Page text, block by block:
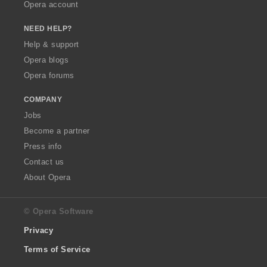
Opera account
NEED HELP?
Help & support
Opera blogs
Opera forums
COMPANY
Jobs
Become a partner
Press info
Contact us
About Opera
© Opera Software
Privacy
Terms of Service